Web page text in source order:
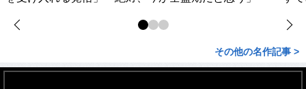
その他の名作記事 >